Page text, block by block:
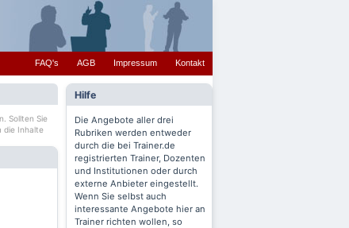
FAQ's AGB Impressum Kontakt
Hilfe
Die Angebote aller drei
Rubriken werden entweder
durch die bei Trainer.de
registrierten Trainer, Dozenten
und Institutionen oder durch
externe Anbieter eingestellt.
Wenn Sie selbst auch
interessante Angebote hier an
Trainer richten wollen, so
Sollten Sie
die Inhalte